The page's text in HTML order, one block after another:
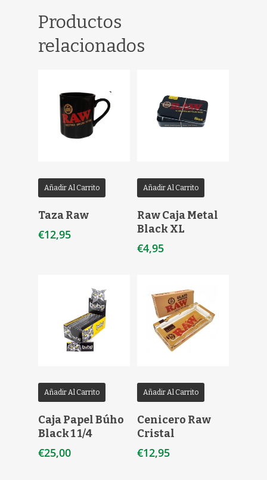
Productos
relacionados
Añadir Al Carrito
Taza Raw
€12,95
Añadir Al Carrito
Raw Caja Metal
Black XL
€4,95
Añadir Al Carrito
Caja Papel Búho
Black 1 1/4
€25,00
Añadir Al Carrito
Cenicero Raw
Cristal
€12,95